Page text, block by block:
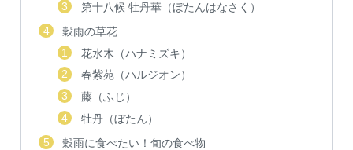
第十八候 牡丹華（ぼたんはなさく）
穀雨の草花
花水木（ハナミズキ）
春紫苑（ハルジオン）
藤（ふじ）
牡丹（ぼたん）
穀雨に食べたい！旬の食べ物